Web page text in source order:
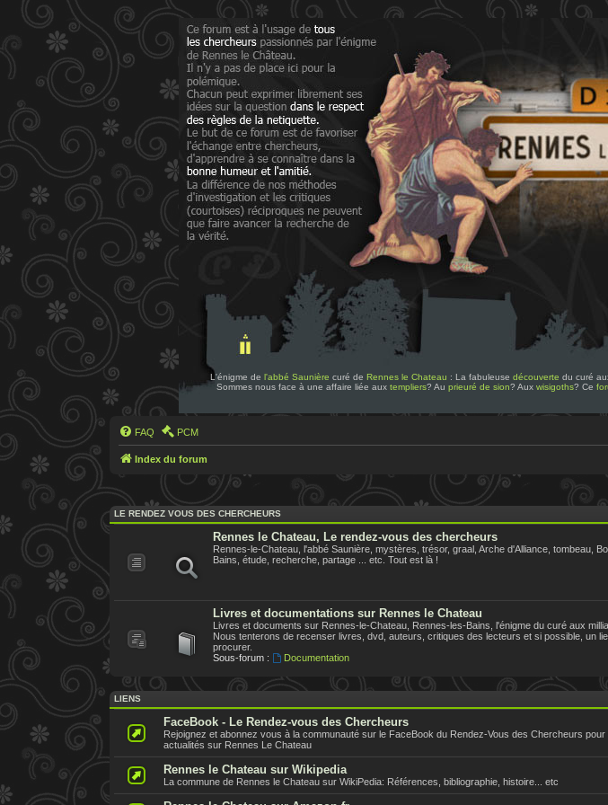
L'énigme de l'abbé Saunière curé de Rennes le Chateau : La fabuleuse découverte du curé
Sommes nous face à une affaire liée aux templiers? Au prieuré de sion? Aux wisigoths? Ce
FAQ PCM
Index du forum
LE RENDEZ VOUS DES CHERCHEURS
Rennes le Chateau, Le rendez-vous des chercheurs
Rennes-le-Chateau, l'abbé Saunière, mystères, trésor, graal, Arche d'Alliance, tombeau,
Bains, étude, recherche, partage ... etc. Tout est là !
Livres et documentations sur Rennes le Chateau
Livres et documents sur Rennes-le-Chateau, Rennes-les-Bains, l'énigme du curé aux
Nous tenterons de recenser livres, dvd, auteurs, critiques des lecteurs et si possible, un
procurer.
Sous-forum :
Documentation
LIENS
FaceBook - Le Rendez-vous des Chercheurs
Rejoignez et abonnez vous à la communauté sur le FaceBook du Rendez-Vous des Chercheurs
actualités sur Rennes Le Chateau
Rennes le Chateau sur Wikipedia
La commune de Rennes le Chateau sur WikiPedia: Références, bibliographie, histoire... etc